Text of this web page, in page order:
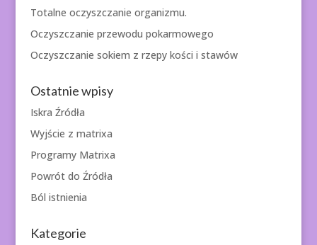
Totalne oczyszczanie organizmu.
Oczyszczanie przewodu pokarmowego
Oczyszczanie sokiem z rzepy kości i stawów
Ostatnie wpisy
Iskra Źródła
Wyjście z matrixa
Programy Matrixa
Powrót do Źródła
Ból istnienia
Kategorie